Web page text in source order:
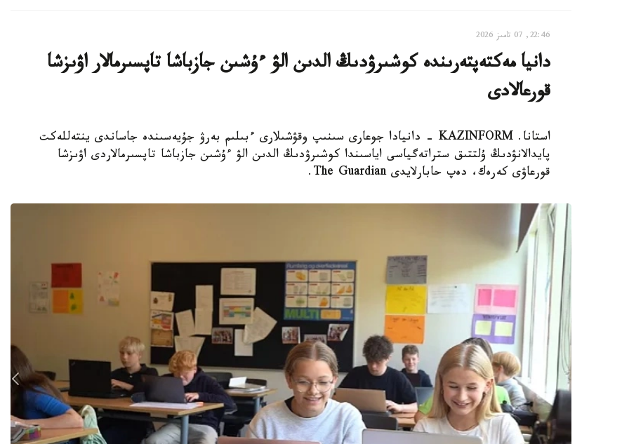
22:46, 07 تامىز 2026
دانيا مەكتەپتەرىندە كوشىرۋدىڭ الدىن الۋ ءۇشىن جازباشا تاپسىرمالار اۋىزشا
قورعالادى
استانا. KAZINFORM - دانيادا جوعارى سىنىپ وقۋشىلارى ءبىلىم بەرۋ جۇيەسىندە جاساندى ينتەللەكت
پايدالانۋدىڭ ۇلتتىق ستراتەگياسى اياسىندا كوشىرۋدىڭ الدىن الۋ ءۇشىن جازباشا تاپسىرمالاردى اۋىزشا
قورعاۋى كەرەك، دەپ حابارلايدى The Guardian.